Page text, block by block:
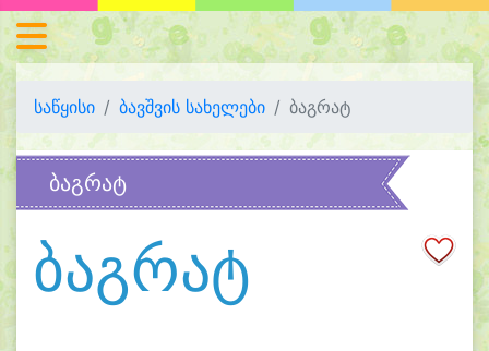
საწყისი ბავშვის სახელები ბაგრატ
ბაგრატ
ბაგრატ